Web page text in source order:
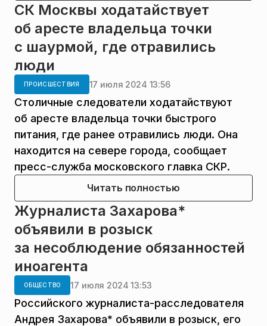
СК Москвы ходатайствует
об аресте владельца точки
с шаурмой, где отравились
люди
ПРОИСШЕСТВИЯ 17 июля 2024 13:56
Столичные следователи ходатайствуют
об аресте владельца точки быстрого
питания, где ранее отравились люди. Она
находится на севере города, сообщает
пресс-служба московского главка СКР.
Читать полностью
Журналиста Захарова*
объявили в розыск
за несоблюдение обязанностей
иноагента
ОБЩЕСТВО 17 июля 2024 13:53
Российского журналиста-расследователя
Андрея Захарова* объявили в розыск, его